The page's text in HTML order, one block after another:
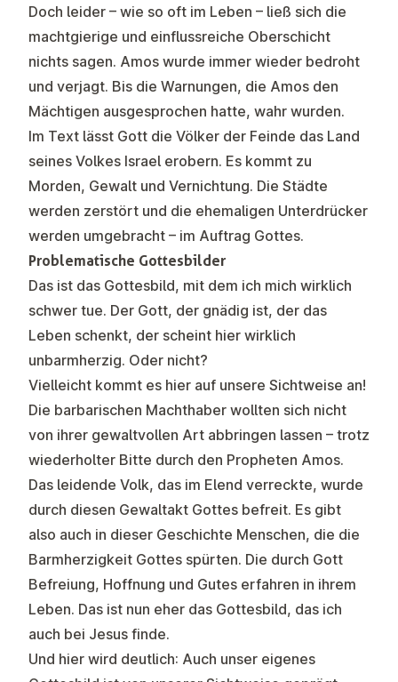
Doch leider – wie so oft im Leben – ließ sich die
machtgierige und einflussreiche Oberschicht
nichts sagen. Amos wurde immer wieder bedroht
und verjagt. Bis die Warnungen, die Amos den
Mächtigen ausgesprochen hatte, wahr wurden.
Im Text lässt Gott die Völker der Feinde das Land
seines Volkes Israel erobern. Es kommt zu
Morden, Gewalt und Vernichtung. Die Städte
werden zerstört und die ehemaligen Unterdrücker
werden umgebracht – im Auftrag Gottes.
Problematische Gottesbilder
Das ist das Gottesbild, mit dem ich mich wirklich
schwer tue. Der Gott, der gnädig ist, der das
Leben schenkt, der scheint hier wirklich
unbarmherzig. Oder nicht?
Vielleicht kommt es hier auf unsere Sichtweise an!
Die barbarischen Machthaber wollten sich nicht
von ihrer gewaltvollen Art abbringen lassen – trotz
wiederholter Bitte durch den Propheten Amos.
Das leidende Volk, das im Elend verreckte, wurde
durch diesen Gewaltakt Gottes befreit. Es gibt
also auch in dieser Geschichte Menschen, die die
Barmherzigkeit Gottes spürten. Die durch Gott
Befreiung, Hoffnung und Gutes erfahren in ihrem
Leben. Das ist nun eher das Gottesbild, das ich
auch bei Jesus finde.
Und hier wird deutlich: Auch unser eigenes